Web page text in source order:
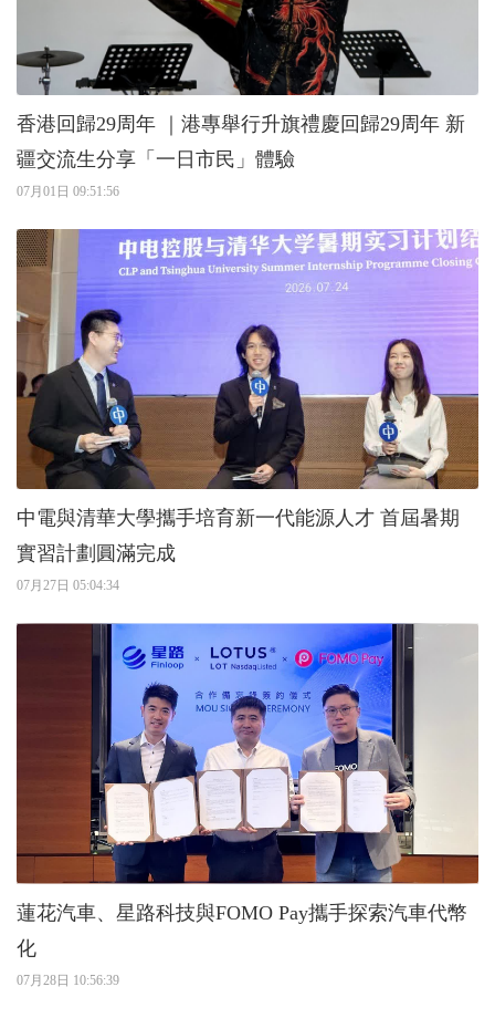
香港回歸29周年 ｜港專舉行升旗禮慶回歸29周年 新
疆交流生分享「一日市民」體驗
07月01日 09:51:56
中電與清華大學攜手培育新一代能源人才 首屆暑期
實習計劃圓滿完成
07月27日 05:04:34
蓮花汽車、星路科技與FOMO Pay攜手探索汽車代幣
化
07月28日 10:56:39